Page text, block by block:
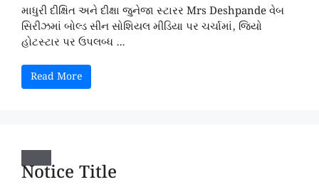
માધુરી દીક્ષિત અને દીક્ષા જુનેજા સ્ટારર Mrs Deshpande વેબ
સિરીઝમાં બોલ્ડ સીન સોશિયલ મીડિયા પર ચર્ચામાં, જિયો
હોટસ્ટાર પર ઉપલબ્ધ ...
Read More
Notice Title